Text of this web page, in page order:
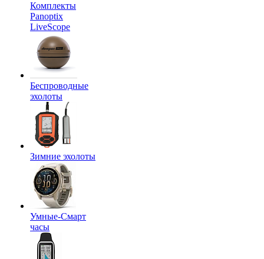
Комплекты
Panoptix
LiveScope
Беспроводные
эхолоты
Зимние эхолоты
Умные-Смарт
часы